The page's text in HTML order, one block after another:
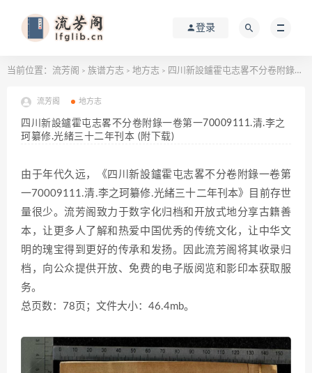
登录
当前位置： 流芳阁 > 族谱方志 > 地方志 > 四川新設鑪霍屯志畧不分卷附錄一卷第一70009111.清.李之珂纂修.光緒三十二年刊本 (附下载)
流芳阁 地方志
四川新設鑪霍屯志畧不分卷附錄一卷第一70009111.清.李之
珂纂修.光緒三十二年刊本 (附下载)
由于年代久远，《四川新設鑪霍屯志畧不分卷附錄一卷第
一70009111.清.李之珂纂修.光緒三十二年刊本》目前存世
量很少。流芳阁致力于数字化归档和开放式地分享古籍善
本，让更多人了解和热爱中国优秀的传统文化，让中华文
明的瑰宝得到更好的传承和发扬。因此流芳阁将其收录归
档，向公众提供开放、免费的电子版阅览和影印本获取服
务。
总页数：78页；文件大小：46.4mb。